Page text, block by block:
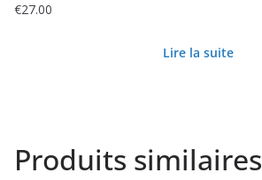
€27.00
Lire la suite
Produits similaires